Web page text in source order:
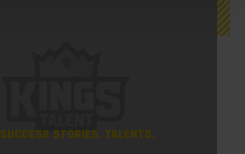
Success Stories
Talents